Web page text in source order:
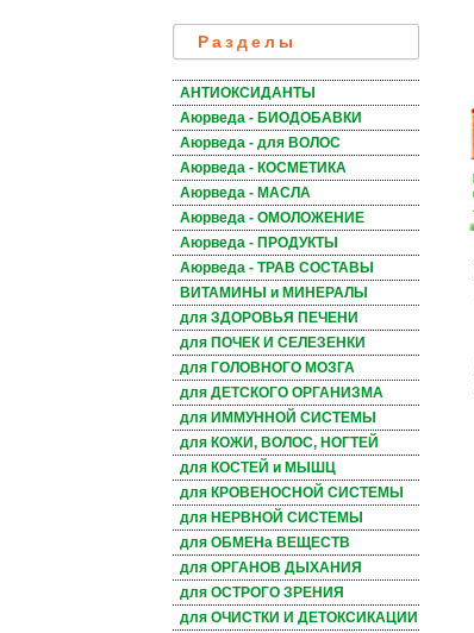
Разделы
АНТИОКСИДАНТЫ
Аюрведа - БИОДОБАВКИ
Аюрведа - для ВОЛОС
Аюрведа - КОСМЕТИКА
Аюрведа - МАСЛА
Аюрведа - ОМОЛОЖЕНИЕ
Аюрведа - ПРОДУКТЫ
Аюрведа - ТРАВ СОСТАВЫ
ВИТАМИНЫ и МИНЕРАЛЫ
для ЗДОРОВЬЯ ПЕЧЕНИ
для ПОЧЕК И СЕЛЕЗЕНКИ
для ГОЛОВНОГО МОЗГА
для ДЕТСКОГО ОРГАНИЗМА
для ИММУННОЙ СИСТЕМЫ
для КОЖИ, ВОЛОС, НОГТЕЙ
для КОСТЕЙ и МЫШЦ
для КРОВЕНОСНОЙ СИСТЕМЫ
для НЕРВНОЙ СИСТЕМЫ
для ОБМЕНа ВЕЩЕСТВ
для ОРГАНОВ ДЫХАНИЯ
для ОСТРОГО ЗРЕНИЯ
для ОЧИСТКИ И ДЕТОКСИКАЦИИ